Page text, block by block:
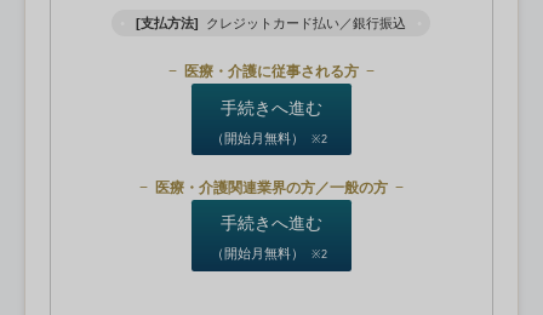
[支払方法] クレジットカード払い／銀行振込
医療・介護に従事される方
手続きへ進む
（開始月無料） ※2
医療・介護関連業界の方／一般の方
手続きへ進む
（開始月無料） ※2